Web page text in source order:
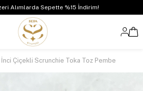
Alımlarda Sepette %15 İndirim!
İnci Çiçekli Scrunchie Toka Toz Pembe